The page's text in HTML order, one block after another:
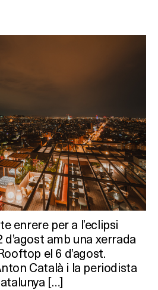
enrere per a l’eclipsi
amb una xerrada
el 6 d’agost.
Català i la periodista
[…]